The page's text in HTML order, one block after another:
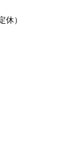
休）